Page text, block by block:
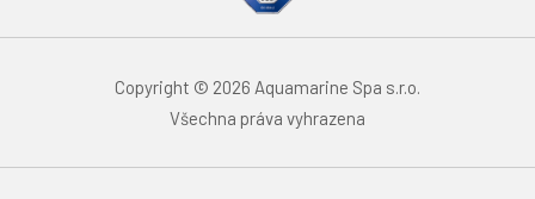
Copyright © 2026 Aquamarine Spa s.r.o.
Všechna práva vyhrazena